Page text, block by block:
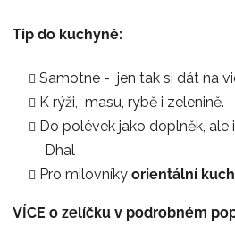
Tip do kuchyně:
Samotné - jen tak si dát na
K rýži, masu, rybě i zelenině.
Do polévek jako doplněk, ale
Dhal
Pro milovníky orientální
VÍCE o zelíčku v podrobném